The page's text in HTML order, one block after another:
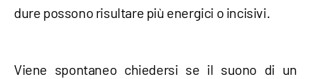
dure possono risultare più energici o incisivi.
Viene spontaneo chiedersi se il suono di un